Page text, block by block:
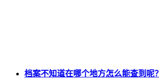
档案不知道在哪个地方怎么能查到呢？